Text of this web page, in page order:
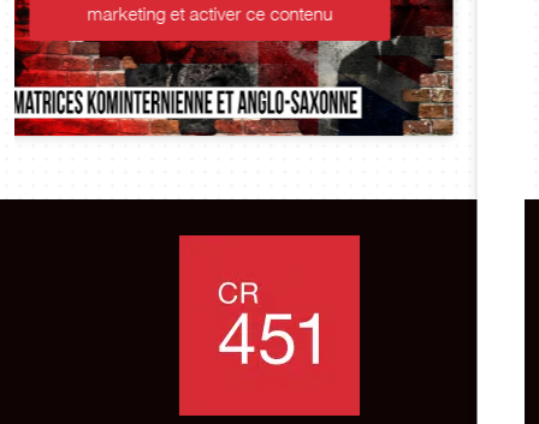
marketing et activer ce contenu